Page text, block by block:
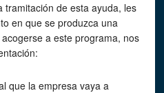
tramitación de esta ayuda, les
en que se produzca una
a este programa, nos
que la empresa vaya a